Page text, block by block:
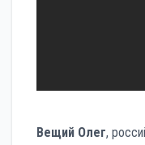
Вещий Олег,